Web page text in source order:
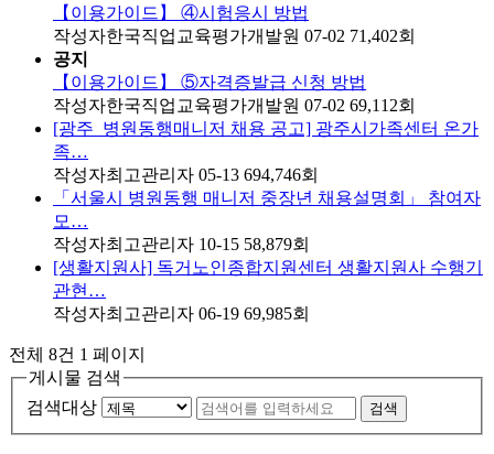
【이용가이드】 ④시험응시 방법
작성자한국직업교육평가개발원 07-02 71,402회
공지
【이용가이드】 ⑤자격증발급 신청 방법
작성자한국직업교육평가개발원 07-02 69,112회
[광주_병원동행매니저 채용 공고] 광주시가족센터 온가
족…
작성자최고관리자 05-13 694,746회
「서울시 병원동행 매니저 중장년 채용설명회」 참여자
모…
작성자최고관리자 10-15 58,879회
[생활지원사] 독거노인종합지원센터 생활지원사 수행기
관현…
작성자최고관리자 06-19 69,985회
전체 8건 1 페이지
게시물 검색
검색대상
검색